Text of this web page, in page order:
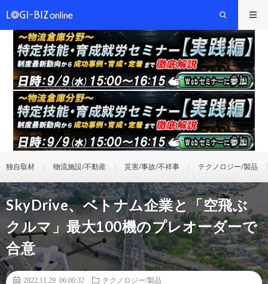
独自取材 物流施設/不動産 災害/事故/不祥事 テクノロジー/製品
SkyDrive、ベトナム企業と「空飛ぶ
クルマ」最大100機のプレオーダーで
合意
2022.11.29 06:00:32
テクノロジー/製品